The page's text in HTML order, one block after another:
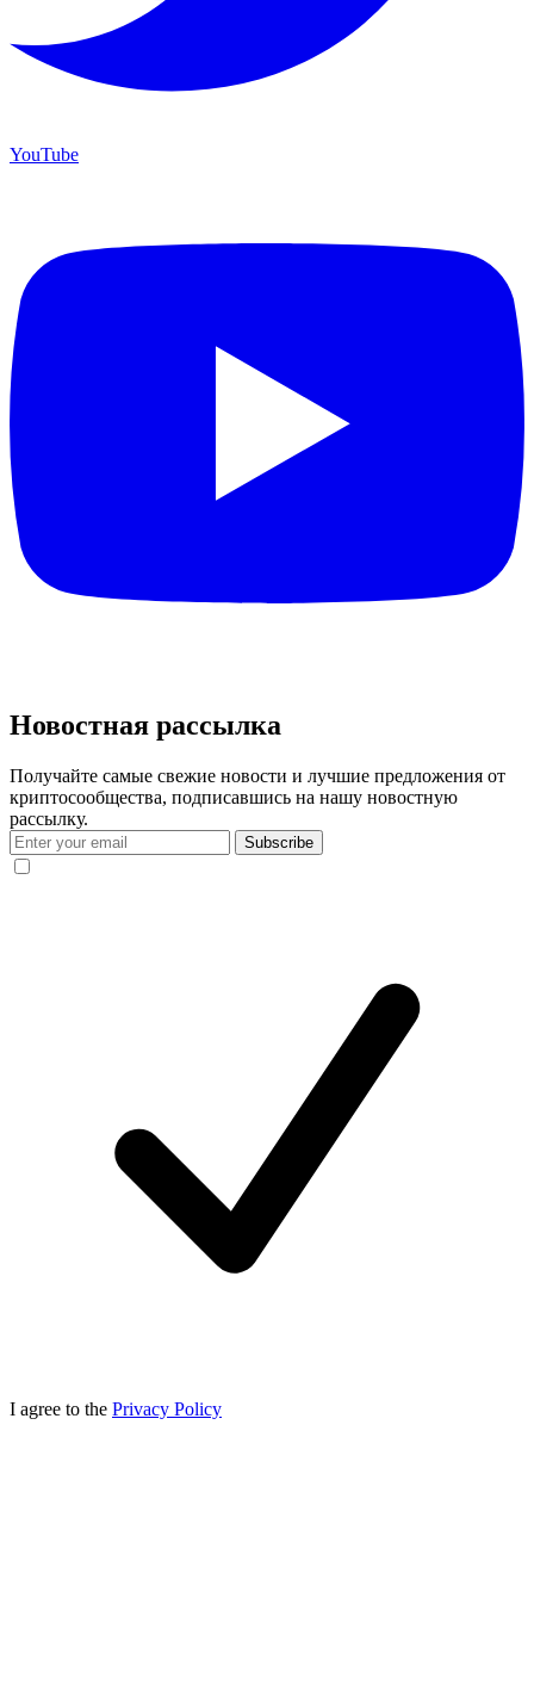
YouTube
Новостная рассылка
Получайте самые свежие новости и лучшие предложения от
криптосообщества, подписавшись на нашу новостную
рассылку.
Subscribe
I agree to the Privacy Policy